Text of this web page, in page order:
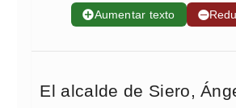
➕Aumentar texto ➖
El alcalde de Siero,